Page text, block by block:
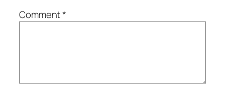
Comment*